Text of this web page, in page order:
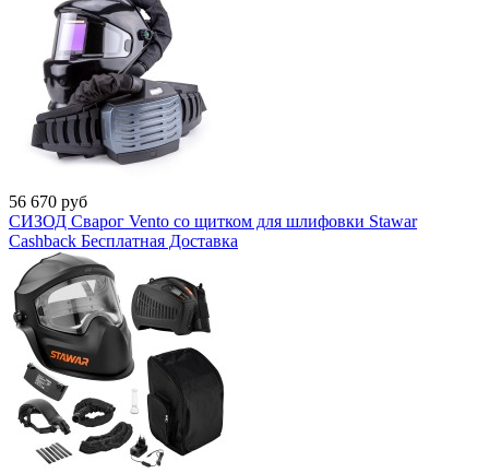
56 670 руб
СИЗОД Сварог Vento со щитком для шлифовки Stawar
Cashback Бесплатная Доставка